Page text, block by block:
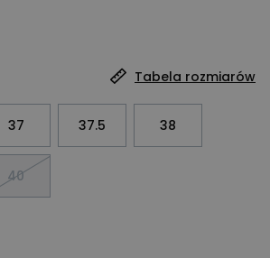
Tabela rozmiarów
37 37.5 38
40